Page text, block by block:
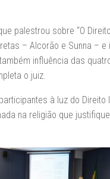
palestrou sobre “O
– Alcorão e Sunna –
influência das
o juiz.
à luz do Direito
na religião que